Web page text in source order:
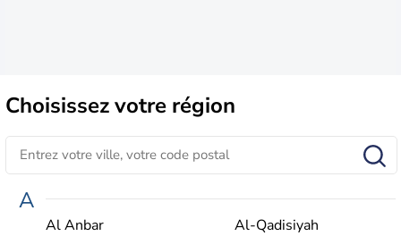
Choisissezvotre région
A
Al Anbar Al-Qadisiyah